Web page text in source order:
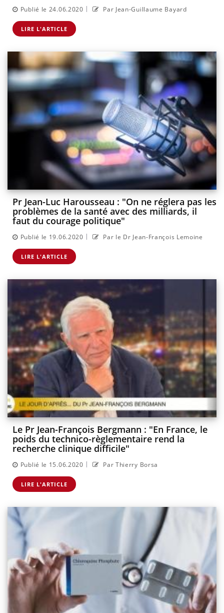
Publié le 24.06.2020 | Par Jean-Guillaume Bayard
LIRE L'ARTICLE
Pr Jean-Luc Harousseau : "On ne réglera pas les
problèmes de la santé avec des milliards, il
faut du courage politique"
Publié le 19.06.2020 | Par le Dr Jean-François Lemoine
LIRE L'ARTICLE
Le Pr Jean-François Bergmann : "En France, le
poids du technico-règlementaire rend la
recherche clinique difficile"
Publié le 15.06.2020 | Par Thierry Borsa
LIRE L'ARTICLE